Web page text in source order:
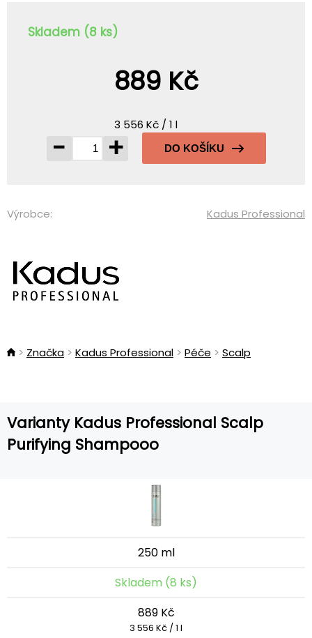
Skladem (8 ks)
889 Kč
3 556 Kč / 1 l
- + DO KOŠÍKU
Výrobce: Kadus Professional
Značka Kadus Professional Péče Scalp
Varianty Kadus Professional Scalp
Purifying Shampooo
250 ml
Skladem (8 ks)
889 Kč
3 556 Kč / 1 l